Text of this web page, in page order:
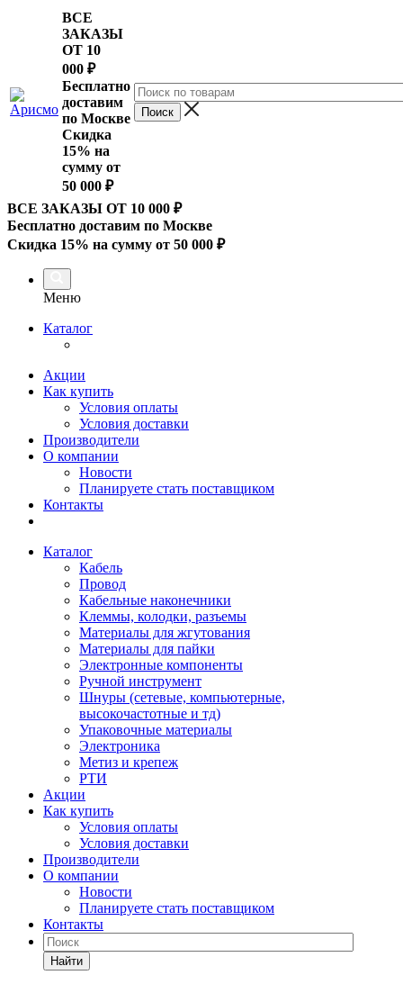
ВСЕ
ЗАКАЗЫ
ОТ 10
000 ₽
Бесплатно
доставим
по Москве
Скидка
15% на
сумму от
50 000 ₽
ВСЕ ЗАКАЗЫ ОТ 10 000 ₽
Бесплатно доставим по Москве
Скидка 15% на сумму от 50 000 ₽
Меню
Каталог
Акции
Как купить
Условия оплаты
Условия доставки
Производители
О компании
Новости
Планируете стать поставщиком
Контакты
Каталог
Кабель
Провод
Кабельные наконечники
Клеммы, колодки, разъемы
Материалы для жгутования
Материалы для пайки
Электронные компоненты
Ручной инструмент
Шнуры (сетевые, компьютерные,
высокочастотные и тд)
Упаковочные материалы
Электроника
Метиз и крепеж
РТИ
Акции
Как купить
Условия оплаты
Условия доставки
Производители
О компании
Новости
Планируете стать поставщиком
Контакты
Найти